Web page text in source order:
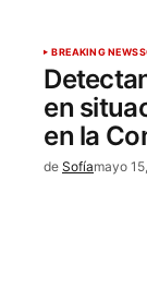
BREAKING NEWS
en
en la
de Sofíamayo